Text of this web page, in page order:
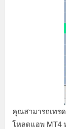
คุณสามารถเทร
โหลดแอพ MT4